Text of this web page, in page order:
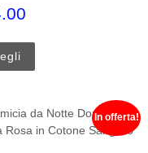
In offerta!